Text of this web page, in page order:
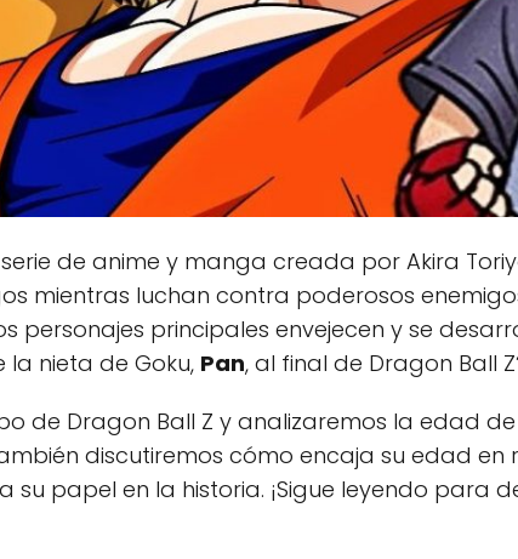
de anime y manga creada por Akira
mientras luchan contra poderosos
personajes principales envejecen y se
nieta de Goku, Pan, al final de Dragon Ball
de Dragon Ball Z y analizaremos la edad
discutiremos cómo encaja su edad en
papel en la historia. ¡Sigue leyendo para